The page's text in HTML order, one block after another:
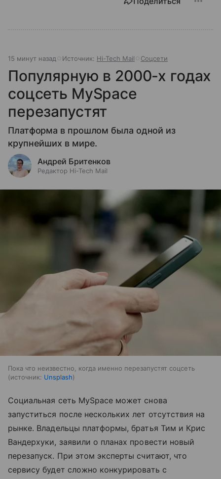
15 минут назад Источник: Hi-Tech Mail Соцсети
Популярную в 2000-х годах
соцсеть MySpace
перезапустят
Платформа в прошлом была одной из
крупнейших в мире.
Андрей Бритенков
Редактор Hi-Tech Mail
Пока что неизвестно, когда именно перезапустят соцсеть
источник: Unsplash
Социальная сеть MySpace может снова
запуститься после нескольких лет отсутствия на
рынке. Владельцы платформы, братья Тим и Крис
Вандерхуки, заявили о планах провести новый
перезапуск. При этом эксперты считают, что
сервису будет сложно конкурировать с